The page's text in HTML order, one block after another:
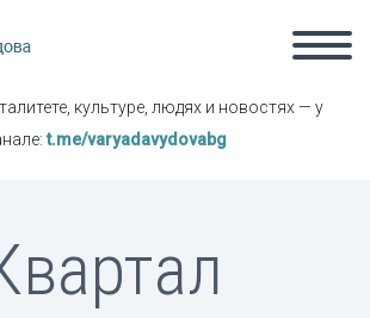
культуре, людях и новостях — у
t.me/varyadavydovabg